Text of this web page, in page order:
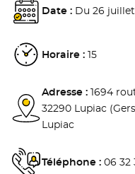
Date : Du 26
Horaire : 15
Adresse : 1694
32290 Lupiac
Lupiac
Téléphone : 06 32